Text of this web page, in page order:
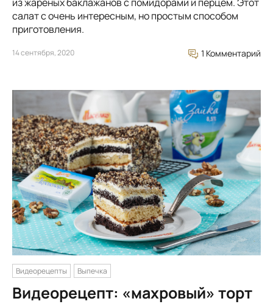
салат с очень интересным, но простым способом
приготовления.
14 сентября, 2020 1 Комментарий
Видеорецепты Выпечка
Видеорецепт: «махровый» торт